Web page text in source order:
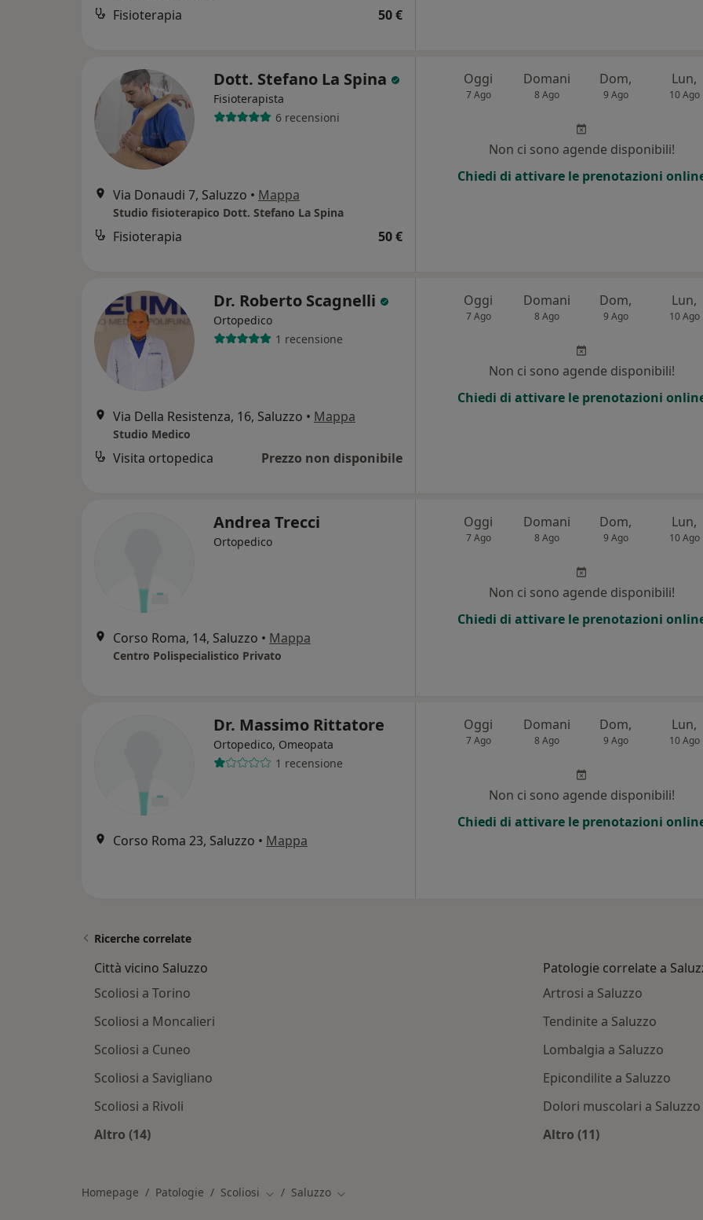
Fisioterapia 50 €
Dott. Stefano La Spina
Fisioterapista
6 recensioni
Via Donaudi 7, Saluzzo • Mappa
Studio fisioterapico Dott. Stefano La Spina
Fisioterapia 50 €
Oggi
7 Ago
Domani
8 Ago
Dom,
9 Ago
Lun,
10 Ago
Non ci sono agende disponibili!
Chiedi di attivare le prenotazioni
Dr. Roberto Scagnelli
Ortopedico
1 recensione
Via Della Resistenza, 16, Saluzzo • Mappa
Studio Medico
Visita ortopedica Prezzo non disponibile
Oggi
7 Ago
Domani
8 Ago
Dom,
9 Ago
Lun,
10 Ago
Non ci sono agende disponibili!
Chiedi di attivare le prenotazioni
Andrea Trecci
Ortopedico
Corso Roma, 14, Saluzzo • Mappa
Centro Polispecialistico Privato
Oggi
7 Ago
Domani
8 Ago
Dom,
9 Ago
Lun,
10 Ago
Non ci sono agende disponibili!
Chiedi di attivare le prenotazioni
Dr. Massimo Rittatore
Ortopedico, Omeopata
1 recensione
Corso Roma 23, Saluzzo • Mappa
Oggi
7 Ago
Domani
8 Ago
Dom,
9 Ago
Lun,
10 Ago
Non ci sono agende disponibili!
Chiedi di attivare le prenotazioni
Ricerche correlate
Città vicino Saluzzo
Scoliosi a Torino
Scoliosi a Moncalieri
Scoliosi a Cuneo
Scoliosi a Savigliano
Scoliosi a Rivoli
Altro (14)
Patologie correlate a
Artrosi a Saluzzo
Tendinite a Saluzzo
Lombalgia a Saluzzo
Epicondilite a Saluzzo
Dolori muscolari a Saluzzo
Altro (11)
Homepage Patologie Scoliosi Cambia città
Saluzzo Cambia città